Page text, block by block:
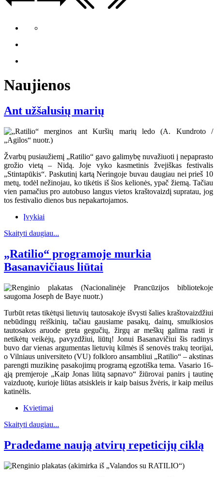
Naujienos
Ant užšalusių marių
Žvarbų pusiaužiemį „Ratilio“ gavo galimybę nuvažiuoti į nepaprasto
grožio vietą – Nidą. Joje vyko kasmetinis žvejiškas festivalis
„Stintapūkis“. Paskutinį kartą Neringoje buvau daugiau nei prieš 10
metų, todėl nežinojau, ko tikėtis iš šios kelionės, ypač žiemą. Tačiau
vien pamačius pro autobuso langus vietos kraštovaizdį supratau, jog
tos festivalio dienos bus nepakartojamos.
Įvykiai
Skaityti daugiau...
„Ratilio“ programoje murkia
Basanavičiaus liūtai
Turbūt retas tikėtųsi lietuvių tautosakoje išvysti šalies kraštovaizdžiui
nebūdingų reiškinių, tačiau gausiame pasakų, dainų, smulkiosios
tautosakos aruode greta gegučių, žirgų ar meškų galima rasti ir
netikėtų veikėjų, pavyzdžiui, liūtų! Jonui Basanavičiui šis radinys
buvo dar vienas argumentas lietuvių kilmės iš senovės trakų teorijai,
o Vilniaus universiteto (VU) folkloro ansambliui „Ratilio“ – akstinas
parengti muzikinę pasakojimų programą egzotiška tema. Vasario 16-
ąją premjeroje „Kaip Jonas liūtą sapnavo“ žiūrovai panirs į tautinę
vaizduotę, kurioje liūtas atsiskleis ir kaip baisus žvėris, ir kaip meilus
katinėlis.
Kvietimai
Skaityti daugiau...
Pradedame naują atvirų repeticijų ciklą